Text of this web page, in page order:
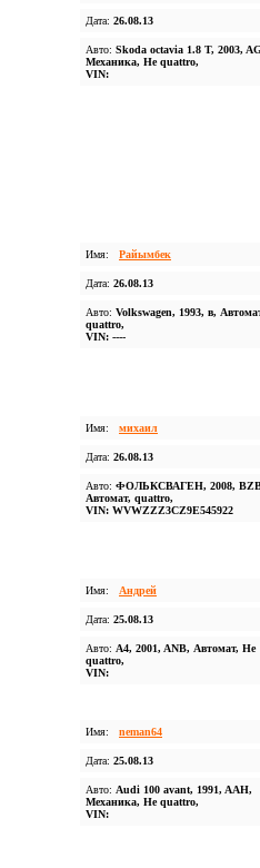
Дата: 26.08.13
Авто: Skoda octavia 1.8 T, 2003,
Механика, Не quattro,
VIN:
Имя: Райымбек
Дата: 26.08.13
Авто: Volkswagen, 1993, в,
quattro,
VIN: ----
Имя: михаил
Дата: 26.08.13
Авто: ФОЛЬКСВАГЕН, 2008,
Автомат, quattro,
VIN: WVWZZZ3CZ9E545922
Имя: Андрей
Дата: 25.08.13
Авто: A4, 2001, ANB, Автомат, Не
quattro,
VIN:
Имя: neman64
Дата: 25.08.13
Авто: Audi 100 avant, 1991, AAH,
Механика, Не quattro,
VIN: